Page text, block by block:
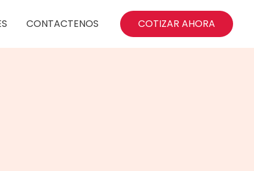
CONTACTENOS COTIZAR AHORA